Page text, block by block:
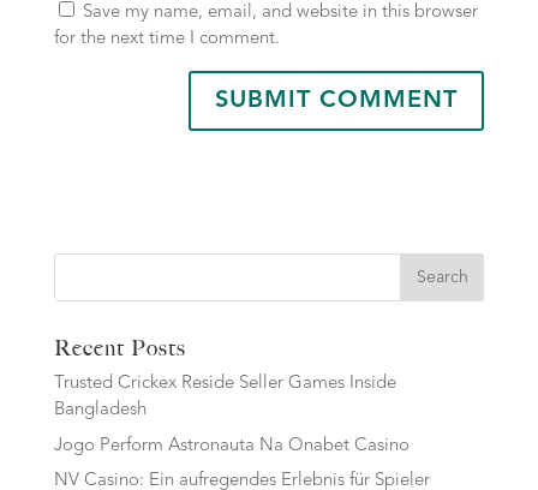
Save my name, email, and website in this browser
for the next time I comment.
Search
Recent Posts
Trusted Crickex Reside Seller Games Inside
Bangladesh
Jogo Perform Astronauta Na Onabet Casino
NV Casino: Ein aufregendes Erlebnis für Spieler